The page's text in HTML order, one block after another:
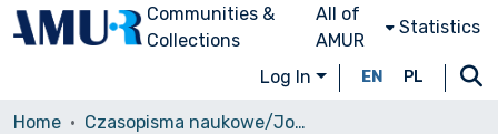
Communities &
Collections
All of
AMUR
Statistics
Log In EN PL
Home
Czasopisma naukowe/Journals